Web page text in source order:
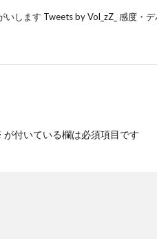
します Tweets by Vol_zZ_ 感度・デ
が付いている欄は必須項目です